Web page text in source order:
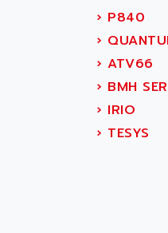
› P840
›
› ATV66
› BMH
› IRIO
› TESYS